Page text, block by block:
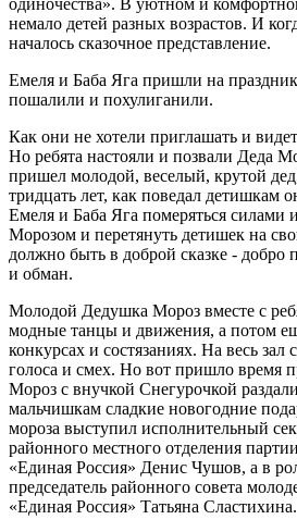
немало детей разных возрастов. И
началось сказочное представление.
Емеля и Баба Яга пришли на
пошалили и похулиганили.
Как они не хотели приглашать и
Но ребята настояли и позвали Деда
пришел молодой, веселый, крутой
тридцать лет, как поведал детишкам
Емеля и Баба Яга померяться силами
Морозом и перетянуть детишек на
должно быть в доброй сказке - добро
и обман.
Молодой Дедушка Мороз вместе с
модные танцы и движения, а потом
конкурсах и состязаниях. На весь
голоса и смех. Но вот пришло время
Мороз с внучкой Снегурочкой
мальчишкам сладкие новогодние
мороза выступил исполнительный
районного местного отделения партии
«Единая Россия» Денис Чушов, а в
председатель районного совета
«Единая Россия» Татьяна Сластихина.